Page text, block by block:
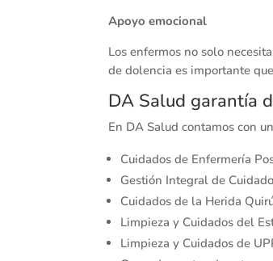
Apoyo emocional
Los enfermos no solo
de dolencia es importante
DA Salud garantía
En DA Salud contamos con
Cuidados de Enfermería
Gestión Integral de
Cuidados de la Herida
Limpieza y Cuidados del
Limpieza y Cuidados de